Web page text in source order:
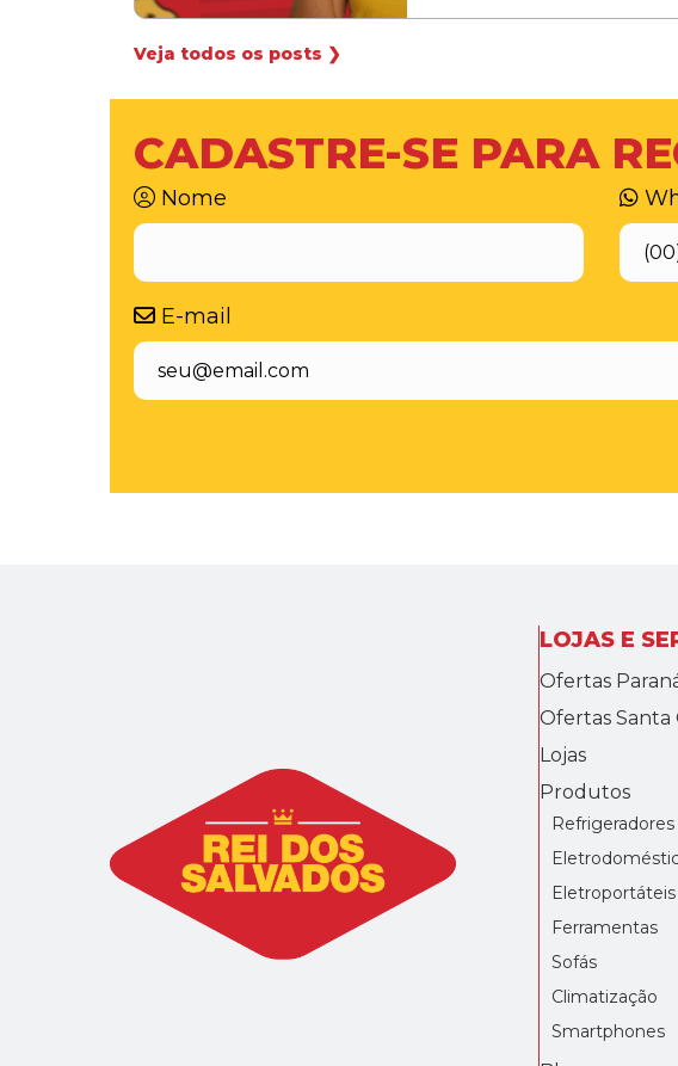
Veja todos os posts ❯
CADASTRE-SE PARA
Nome
E-mail
LOJAS E
Ofertas
Ofertas Santa
Lojas
Produtos
Refrigeradores
Eletroportáteis
Ferramentas
Sofás
Climatização
Smartphones